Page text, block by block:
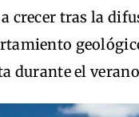
crecer tras la
durante el